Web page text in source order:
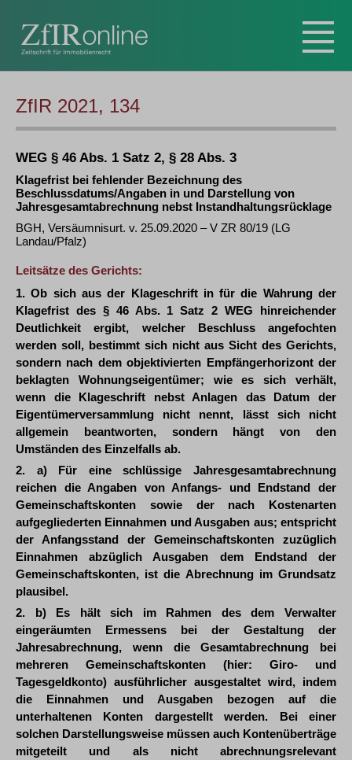
ZfIR 2021, 134
WEG § 46 Abs. 1 Satz 2, § 28 Abs. 3
Klagefrist bei fehlender Bezeichnung des
Beschlussdatums/Angaben in und Darstellung von
Jahresgesamtabrechnung nebst Instandhaltungsrücklage
BGH, Versäumnisurt. v. 25.09.2020 – V ZR 80/19 (LG
Landau/Pfalz)
Leitsätze des Gerichts:
1. Ob sich aus der Klageschrift in für die Wahrung der
Klagefrist des § 46 Abs. 1 Satz 2 WEG hinreichender
Deutlichkeit ergibt, welcher Beschluss angefochten
werden soll, bestimmt sich nicht aus Sicht des Gerichts,
sondern nach dem objektivierten Empfängerhorizont der
beklagten Wohnungseigentümer; wie es sich verhält,
wenn die Klageschrift nebst Anlagen das Datum der
Eigentümerversammlung nicht nennt, lässt sich nicht
allgemein beantworten, sondern hängt von den
Umständen des Einzelfalls ab.
2. a) Für eine schlüssige Jahresgesamtabrechnung
reichen die Angaben von Anfangs- und Endstand der
Gemeinschaftskonten sowie der nach Kostenarten
aufgegliederten Einnahmen und Ausgaben aus; entspricht
der Anfangsstand der Gemeinschaftskonten zuzüglich
Einnahmen abzüglich Ausgaben dem Endstand der
Gemeinschaftskonten, ist die Abrechnung im Grundsatz
plausibel.
2. b) Es hält sich im Rahmen des dem Verwalter
eingeräumten Ermessens bei der Gestaltung der
Jahresabrechnung, wenn die Gesamtabrechnung bei
mehreren Gemeinschaftskonten (hier: Giro- und
Tagesgeldkonto) ausführlicher ausgestaltet wird, indem
die Einnahmen und Ausgaben bezogen auf die
unterhaltenen Konten dargestellt werden. Bei einer
solchen Darstellungsweise müssen auch Kontenüberträge
mitgeteilt und als nicht abrechnungsrelevant